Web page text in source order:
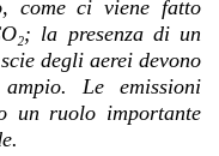
come ci viene fatto
la presenza di un
degli aerei devono
Le emissioni
un ruolo importante